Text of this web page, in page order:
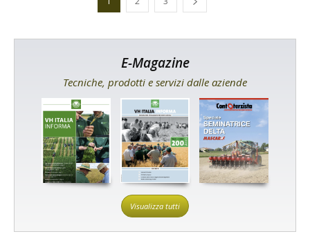
E-Magazine
Tecniche, prodotti e servizi dalle aziende
Visualizza tutti